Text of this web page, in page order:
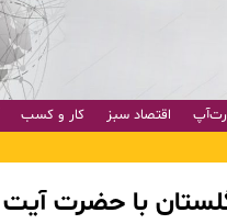
اقتصاد سبز کار و کسب
با حضرت آیت